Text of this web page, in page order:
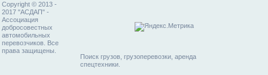
Copyright © 2013 -
2017 "АСДАП" -
Ассоциация
добросовестных
автомобильных
перевозчиков. Все
права защищены.
Поиск грузов, грузоперевозки, аренда
спецтехники.